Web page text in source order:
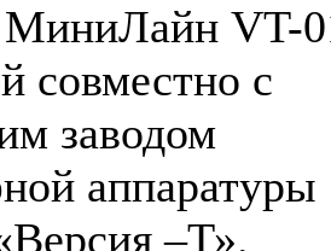
МиниЛайн VT-
совместно с
заводом
аппаратуры
–Т».